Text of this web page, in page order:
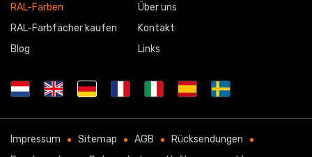
RAL-Farben
RAL-Farbfächer kaufen
Blog
Über uns
Kontakt
Links
Impressum Sitemap AGB
Rücksendungen